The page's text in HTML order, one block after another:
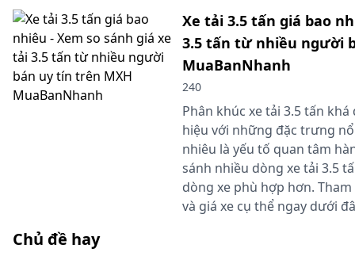
Xe tải 3.5 tấn giá bao
3.5 tấn từ nhiều người
MuaBanNhanh
240
Phân khúc xe tải 3.5 tấn
hiệu với những đặc trưng
nhiêu là yếu tố quan tâm
sánh nhiều dòng xe tải 3.5
dòng xe phù hợp hơn.
và giá xe cụ thể ngay dưới
Chủ đề hay